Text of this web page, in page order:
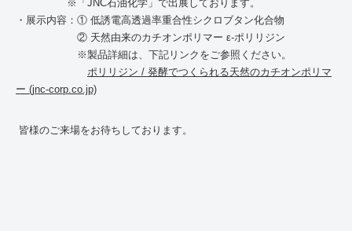
※「 JNC石油化学」で出展しております。
・展示内容：① 低誘電高透過率重合性シクロブタン化合物
② 天然由来のカチオンポリマー ε-ポリリジン
※製品詳細は、下記リンクをご参照ください。
ポリリジン / 発酵でつくられる天然のカチオンポリマ
ー (jnc-corp.co.jp)
皆様のご来場をお待ちしております。